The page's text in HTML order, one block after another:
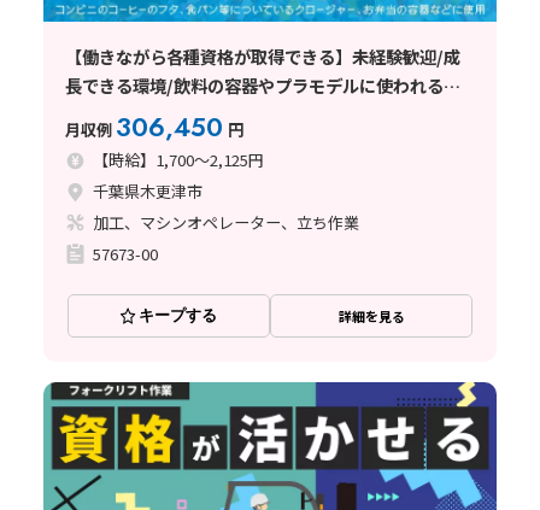
【働きながら各種資格が取得できる】未経験歓迎/成
長できる環境/飲料の容器やプラモデルに使われるポ
リエチレン樹脂の製造
月収例 306,450 円
【時給】1,700～2,125円
千葉県木更津市
加工、マシンオペレーター、立ち作業
57673-00
キープする 詳細を見る